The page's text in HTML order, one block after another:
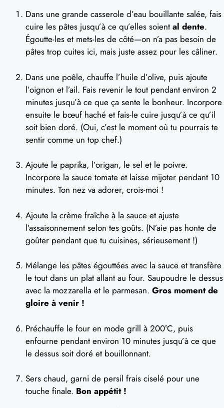
Dans une grande casserole d’eau bouillante salée, fais
cuire les pâtes jusqu’à ce qu’elles soient al dente.
Égoutte-les et mets-les de côté—on n’a pas besoin de
pâtes trop cuites ici, mais juste assez pour les câliner.
Dans une poêle, chauffe l’huile d’olive, puis ajoute
l’oignon et l’ail. Fais revenir le tout pendant environ 2
minutes jusqu’à ce que ça sente le bonheur. Incorpore
ensuite le bœuf haché et fais-le cuire jusqu’à ce qu’il
soit bien doré. (Oui, c’est le moment où tu pourrais te
sentir comme un top chef.)
Ajoute le paprika, l’origan, le sel et le poivre.
Incorpore la sauce tomate et laisse mijoter pendant 10
minutes. Ton nez va adorer, crois-moi !
Ajoute la crème fraîche à la sauce et ajuste
l’assaisonnement selon tes goûts. (N’aie pas honte de
goûter pendant que tu cuisines, sérieusement !)
Mélange les pâtes égouttées avec la sauce et transfère
le tout dans un plat allant au four. Saupoudre le dessus
avec la mozzarella et le parmesan. Gros moment de
gloire à venir !
Préchauffe le four en mode grill à 200°C, puis
enfourne pendant environ 10 minutes jusqu’à ce que
le dessus soit doré et bouillonnant.
Sers chaud, garni de persil frais ciselé pour une
touche finale. Bon appétit !